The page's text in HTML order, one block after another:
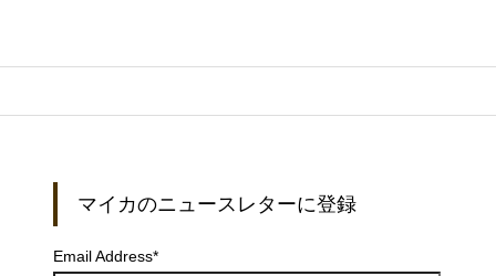
マイカのニュースレターに登録
Email Address*